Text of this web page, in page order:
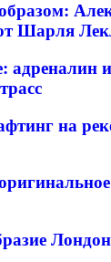
Шарля
адреналин
на